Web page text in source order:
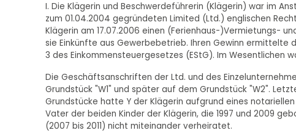
I. Die Klägerin und Beschwerdeführerin (Klägerin) war im
zum 01.04.2004 gegründeten Limited (Ltd.) englischen
Klägerin am 17.07.2006 einen (Ferienhaus-)Vermietungs-
sie Einkünfte aus Gewerbebetrieb. Ihren Gewinn ermittelte
3 des Einkommensteuergesetzes (EStG). Im Wesentlichen
Die Geschäftsanschriften der Ltd. und des
Grundstück "W1" und später auf dem Grundstück "W2".
Grundstücke hatte Y der Klägerin aufgrund eines
Vater der beiden Kinder der Klägerin, die 1997 und 2009
(2007 bis 2011) nicht miteinander verheiratet.